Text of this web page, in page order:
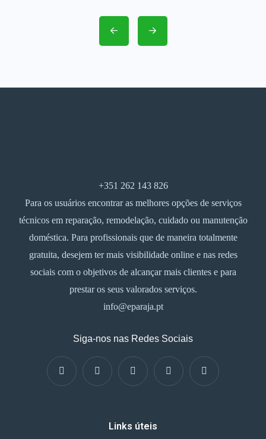
+351 262 143 826
Para os usuários encontrar as melhores opções de serviços
técnicos em reparação, remodelação, cuidado ou manutenção
doméstica. Para profissionais que de maneira totalmente
gratuita, desejem ter mais visibilidade online e nas redes
sociais com o objetivos de alcançar mais clientes e para
prestar os seus valorados serviços.
info@eparaja.pt
Siga-nos nas Redes Sociais
Links úteis